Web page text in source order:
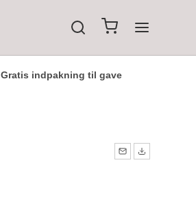
Gratis indpakning til gave